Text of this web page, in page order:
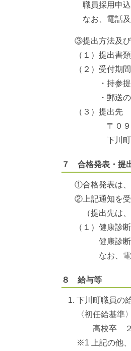
職員採用申込
なお、電話及
③提出方法及び
（１）提出書
（２）受付期
・持参提出は
・郵送の場合
（３）提出先
〒０９８－
下川町役場
７ 合格発表・提
①合格発表は、
②上記通知を受
（提出先は、
（１）健康
健康診断書は
なお、電話及
８ 給与等
下川町職員の
〈初任給基準〉
高校卒 ２
※1 上記の他